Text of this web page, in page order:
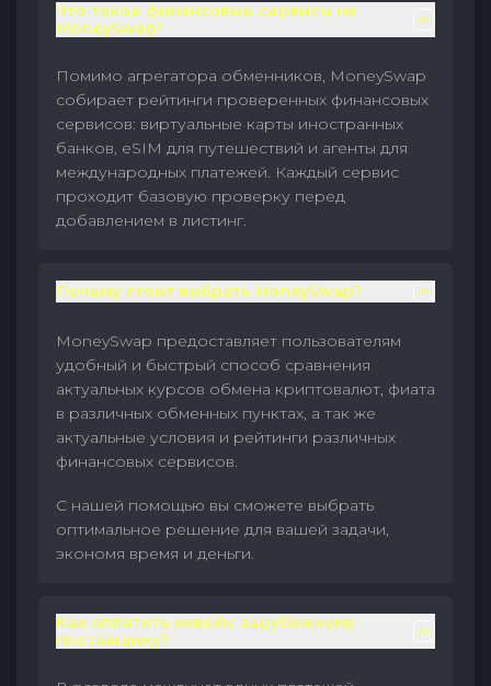
Что такое финансовые сервисы на
MoneySwap?
Помимо агрегатора обменников, MoneySwap
собирает рейтинги проверенных финансовых
сервисов: виртуальные карты иностранных
банков, eSIM для путешествий и агенты для
международных платежей. Каждый сервис
проходит базовую проверку перед
добавлением в листинг.
Почему стоит выбрать MoneySwap?
MoneySwap предоставляет пользователям
удобный и быстрый способ сравнения
актуальных курсов обмена криптовалют, фиата
в различных обменных пунктах, а так же
актуальные условия и рейтинги различных
финансовых сервисов.
С нашей помощью вы сможете выбрать
оптимальное решение для вашей задачи,
экономя время и деньги.
Как оплатить инвойс зарубежному
поставщику?